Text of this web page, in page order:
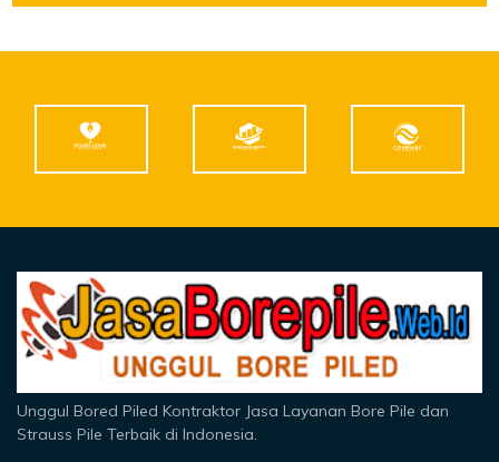
Unggul Bored Piled Kontraktor Jasa Layanan Bore Pile dan
Strauss Pile Terbaik di Indonesia.